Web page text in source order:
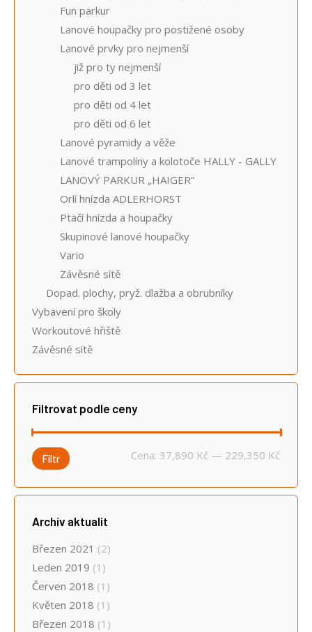
Fun parkur
Lanové houpačky pro postižené osoby
Lanové prvky pro nejmenší
již pro ty nejmenší
pro děti od 3 let
pro děti od 4 let
pro děti od 6 let
Lanové pyramidy a věže
Lanové trampolíny a kolotoče HALLY - GALLY
LANOVÝ PARKUR „HAIGER“
Orlí hnízda ADLERHORST
Ptačí hnízda a houpačky
Skupinové lanové houpačky
Vario
Závěsné sítě
Dopad. plochy, pryž. dlažba a obrubníky
Vybavení pro školy
Workoutové hřiště
Závěsné sítě
Filtrovat podle ceny
Filtr Cena: 37,890 Kč — 229,350 Kč
Archív aktualit
Březen 2021 (2)
Leden 2019 (1)
Červen 2018 (1)
Květen 2018 (1)
Březen 2018 (1)